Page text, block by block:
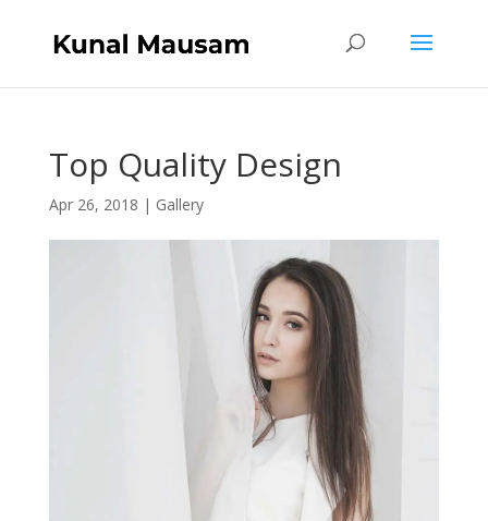
Top Quality Design
Apr 26, 2018 | Gallery